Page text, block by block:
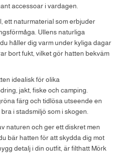
accessoar i vardagen.
ett naturmaterial som erbjuder
Ullens naturliga
håller dig varm under kyliga dagar
bort fukt, vilket gör hatten bekväm
idealisk för olika
jakt, fiske och camping.
färg och tidlösa utseende en
i stadsmiljö som i skogen.
naturen och ger ett diskret men
bär hatten för att skydda dig mot
detalj i din outfit, är filthatt Mörk